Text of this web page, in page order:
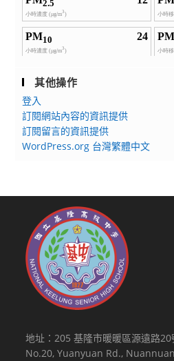
其他操作
登入
訂閱網站內容的資訊提供
訂閱留言的資訊提供
WordPress.org 台灣繁體中文
地址：205 基隆市暖暖區源遠路20
No.20, Yuanyuan Rd.,